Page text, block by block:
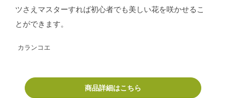
ツさえマスターすれば初心者でも美しい花を咲かせるこ
とができます。
カランコエ
商品詳細はこちら